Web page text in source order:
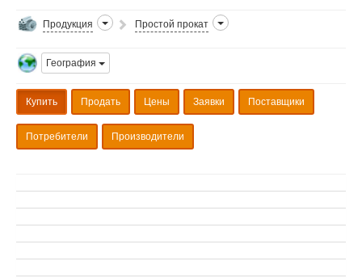
Продукция Простой прокат
География
Купить Продать Цены Заявки Поставщики
Потребители Производители